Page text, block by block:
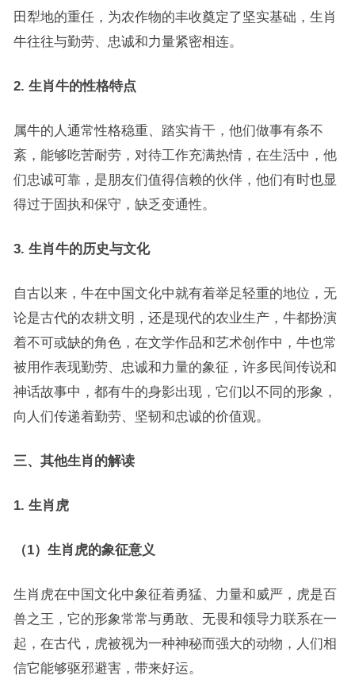
田犁地的重任，为农作物的丰收奠定了坚实基础，生肖
牛往往与勤劳、忠诚和力量紧密相连。
2. 生肖牛的性格特点
属牛的人通常性格稳重、踏实肯干，他们做事有条不
紊，能够吃苦耐劳，对待工作充满热情，在生活中，他
们忠诚可靠，是朋友们值得信赖的伙伴，他们有时也显
得过于固执和保守，缺乏变通性。
3. 生肖牛的历史与文化
自古以来，牛在中国文化中就有着举足轻重的地位，无
论是古代的农耕文明，还是现代的农业生产，牛都扮演
着不可或缺的角色，在文学作品和艺术创作中，牛也常
被用作表现勤劳、忠诚和力量的象征，许多民间传说和
神话故事中，都有牛的身影出现，它们以不同的形象，
向人们传递着勤劳、坚韧和忠诚的价值观。
三、其他生肖的解读
1. 生肖虎
（1）生肖虎的象征意义
生肖虎在中国文化中象征着勇猛、力量和威严，虎是百
兽之王，它的形象常常与勇敢、无畏和领导力联系在一
起，在古代，虎被视为一种神秘而强大的动物，人们相
信它能够驱邪避害，带来好运。